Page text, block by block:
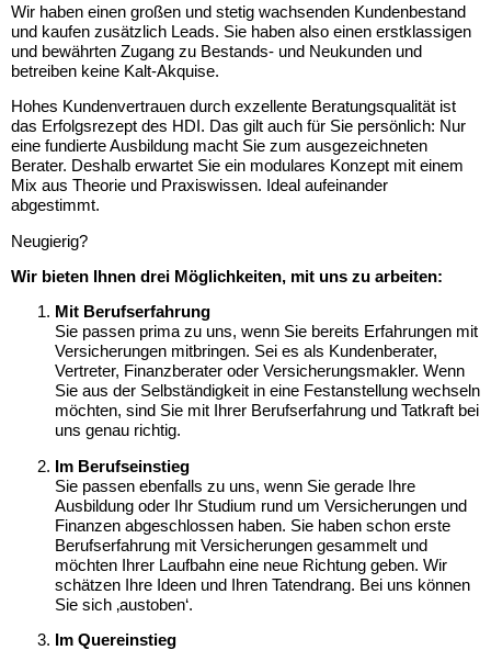
Wir haben einen großen und stetig wachsenden Kundenbestand
und kaufen zusätzlich Leads. Sie haben also einen erstklassigen
und bewährten Zugang zu Bestands- und Neukunden und
betreiben keine Kalt-Akquise.
Hohes Kundenvertrauen durch exzellente Beratungsqualität ist
das Erfolgsrezept des HDI. Das gilt auch für Sie persönlich: Nur
eine fundierte Ausbildung macht Sie zum ausgezeichneten
Berater. Deshalb erwartet Sie ein modulares Konzept mit einem
Mix aus Theorie und Praxiswissen. Ideal aufeinander
abgestimmt.
Neugierig?
Wir bieten Ihnen drei Möglichkeiten, mit uns zu arbeiten:
Mit Berufserfahrung
Sie passen prima zu uns, wenn Sie bereits Erfahrungen mit
Versicherungen mitbringen. Sei es als Kundenberater,
Vertreter, Finanzberater oder Versicherungsmakler. Wenn
Sie aus der Selbständigkeit in eine Festanstellung wechseln
möchten, sind Sie mit Ihrer Berufserfahrung und Tatkraft bei
uns genau richtig.
Im Berufseinstieg
Sie passen ebenfalls zu uns, wenn Sie gerade Ihre
Ausbildung oder Ihr Studium rund um Versicherungen und
Finanzen abgeschlossen haben. Sie haben schon erste
Berufserfahrung mit Versicherungen gesammelt und
möchten Ihrer Laufbahn eine neue Richtung geben. Wir
schätzen Ihre Ideen und Ihren Tatendrang. Bei uns können
Sie sich ‚austoben‘.
Im Quereinstieg